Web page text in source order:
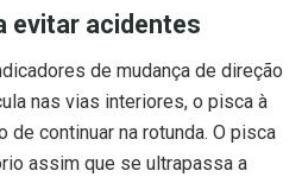
evitar acidentes
de mudança de direção
nas vias interiores, o pisca à
de continuar na rotunda. O pisca
assim que se ultrapassa a